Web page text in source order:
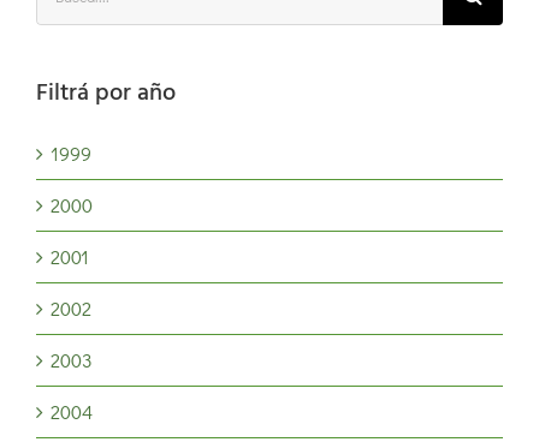
Filtrá por año
1999
2000
2001
2002
2003
2004